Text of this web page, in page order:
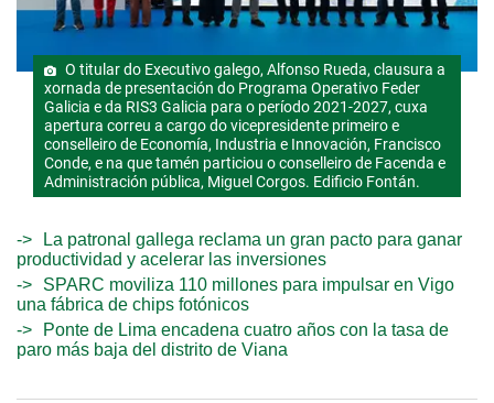
O titular do Executivo galego, Alfonso Rueda, clausura a
xornada de presentación do Programa Operativo Feder
Galicia e da RIS3 Galicia para o período 2021-2027, cuxa
apertura correu a cargo do vicepresidente primeiro e
conselleiro de Economía, Industria e Innovación, Francisco
Conde, e na que tamén particiou o conselleiro de Facenda e
Administración pública, Miguel Corgos. Edificio Fontán.
La patronal gallega reclama un gran pacto para ganar
productividad y acelerar las inversiones
SPARC moviliza 110 millones para impulsar en Vigo
una fábrica de chips fotónicos
Ponte de Lima encadena cuatro años con la tasa de
paro más baja del distrito de Viana